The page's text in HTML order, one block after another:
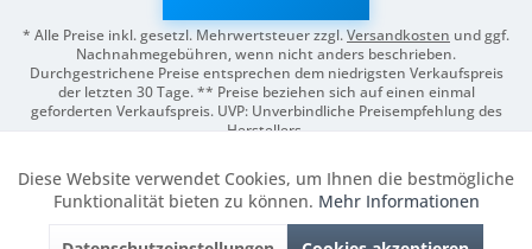
* Alle Preise inkl. gesetzl. Mehrwertsteuer zzgl.Versandkosten und ggf.
Nachnahmegebühren, wenn nicht anders beschrieben.
Durchgestrichene Preise entsprechen dem niedrigsten Verkaufspreis
der letzten 30 Tage. ** Preise beziehen sich auf einen einmal
geforderten Verkaufspreis. UVP: Unverbindliche Preisempfehlung des
Herstellers.
Funktionale Aktiv
Diese Website verwendet Cookies, um Ihnen die bestmögliche
Funktionalität bieten zu können. Mehr Informationen